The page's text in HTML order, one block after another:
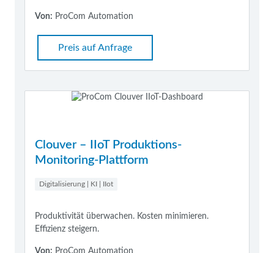
Von: ProCom Automation
Preis auf Anfrage
Clouver – IIoT Produktions-
Monitoring-Plattform
Digitalisierung | KI | IIot
Produktivität überwachen. Kosten minimieren.
Effizienz steigern.
Von: ProCom Automation